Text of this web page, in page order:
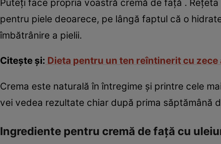
Puteţi face propria voastră cremă de faţă .
pentru piele deoarece, pe lângă faptul că o
îmbătrânire a pielii.
Citeşte şi: Dieta pentru un ten reîntinerit cu
Crema este naturală în întregime şi printre cele
vei vedea rezultate chiar după prima săptămână
Ingrediente pentru cremă de faţă cu